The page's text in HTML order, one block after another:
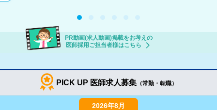
PR動画(求人動画)掲載をお考えの
医師採用ご担当者様はこちら
PICK UP 医師求人募集（常勤・転職）
2026年8月